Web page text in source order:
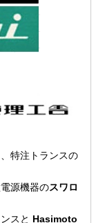
特注トランスの
源機器のスワロ
スと Hasimoto